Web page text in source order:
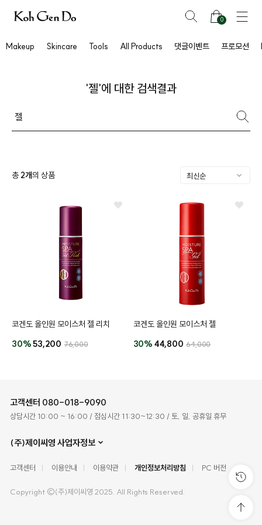
0
Makeup Skincare Tools All Products 댓글이벤트 프로모션
'젤'에 대한 검색결과
총 2개의 상품
코겐도 올인원 모이스처 젤 리치
30%53,200 76,000
코겐도 올인원 모이스처 젤
30% 44,800 64,000
고객센터 080-018-9090
상담시간 10:00 ~ 16:00 / 점심시간 11:30~12:30 / 토, 일, 공휴일 휴무
(주)제이씨영 사업자정보
고객센터 이용안내 이용약관 개인정보처리방침 PC 버전
Copyright ©(주)제이씨영 2025. All Rights Reserved.